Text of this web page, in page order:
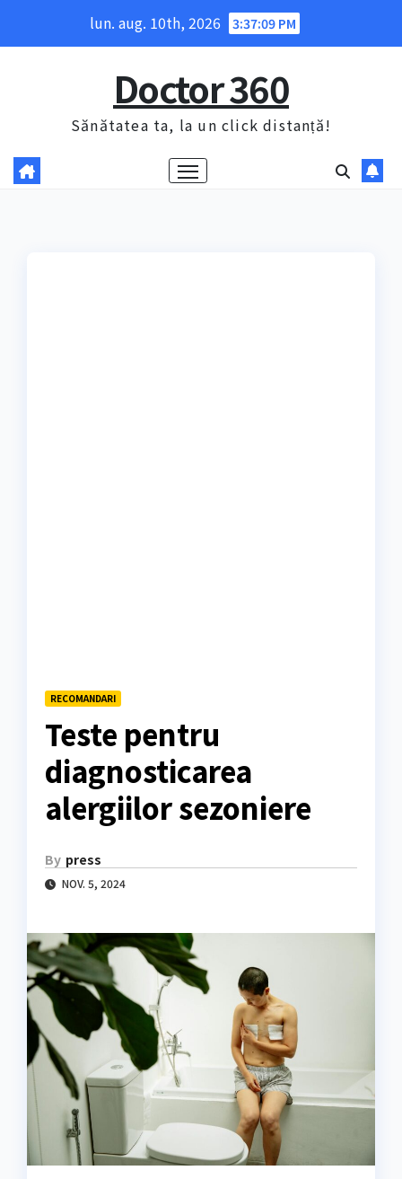
lun. aug. 10th, 2026 3:37:10 PM
Doctor 360
Sănătatea ta, la un click distanță!
RECOMANDARI
Teste pentru
diagnosticarea
alergiilor sezoniere
By press
NOV. 5, 2024